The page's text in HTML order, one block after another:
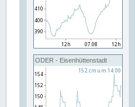
ODER - Eisenhüttenstadt